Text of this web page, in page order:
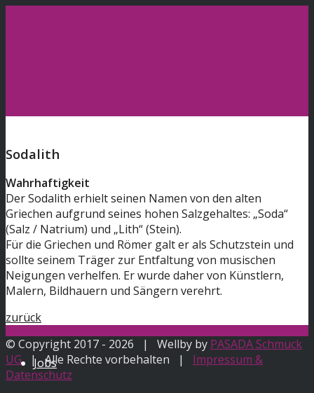
Edelsteine
Workshop
Jobs
Sodalith
Wahrhaftigkeit
Der Sodalith erhielt seinen Namen von den alten
Griechen aufgrund seines hohen Salzgehaltes: „Soda“
(Salz / Natrium) und „Lith“ (Stein).
Für die Griechen und Römer galt er als Schutzstein und
sollte seinem Träger zur Entfaltung von musischen
Neigungen verhelfen. Er wurde daher von Künstlern,
Malern, Bildhauern und Sängern verehrt.
zurück
© Copyright 2017 - 2026 | Wellby by PASADA Schmuck
UG| Alle Rechte vorbehalten | Impressum &
Datenschutz